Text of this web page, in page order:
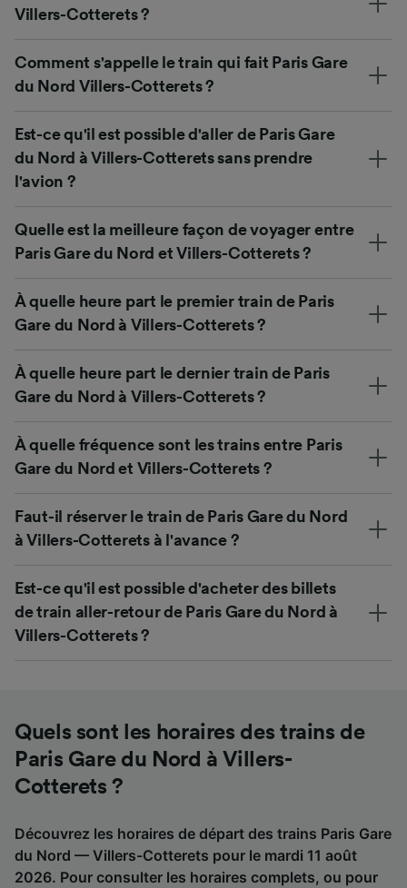
Villers-Cotterets ?
Comment s'appelle le train qui fait Paris Gare
du Nord Villers-Cotterets ?
Est-ce qu'il est possible d'aller de Paris Gare
du Nord à Villers-Cotterets sans prendre
l'avion ?
Quelle est la meilleure façon de voyager entre
Paris Gare du Nord et Villers-Cotterets ?
À quelle heure part le premier train de Paris
Gare du Nord à Villers-Cotterets ?
À quelle heure part le dernier train de Paris
Gare du Nord à Villers-Cotterets ?
À quelle fréquence sont les trains entre Paris
Gare du Nord et Villers-Cotterets ?
Faut-il réserver le train de Paris Gare du Nord
à Villers-Cotterets à l'avance ?
Est-ce qu'il est possible d'acheter des billets
de train aller-retour de Paris Gare du Nord à
Villers-Cotterets ?
Quels sont les horaires des trains de
Paris Gare du Nord à Villers-
Cotterets ?
Découvrez les horaires de départ des trains Paris Gare
du Nord — Villers-Cotterets pour le mardi 11 août
2026. Pour consulter les horaires complets, ou pour